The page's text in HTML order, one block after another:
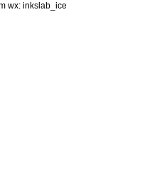
wx: inkslab_ice